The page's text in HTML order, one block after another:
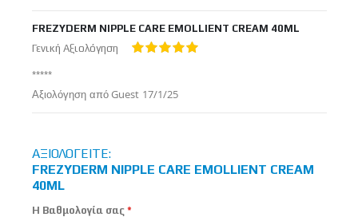
στις
FREZYDERM NIPPLE CARE EMOLLIENT CREAM 40ML
Γενική Αξιολόγηση
*****
Αξιολόγηση απόGuest Δημοσιεύτηκε
στις
17/1/25
ΑΞΙΟΛΟΓΕΊΤΕ:
FREZYDERM NIPPLE CARE EMOLLIENT CREAM
40ML
Η Βαθμολογία σας